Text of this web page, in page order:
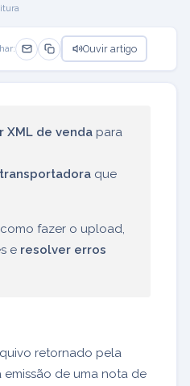
Ouvir artigo
XML de venda para
transportadora que
fazer o upload,
e resolver erros
retornado pela
emissão de uma nota de